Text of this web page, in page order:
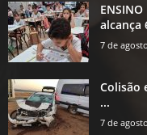
alcança
7 de
Colisão
...
7 de